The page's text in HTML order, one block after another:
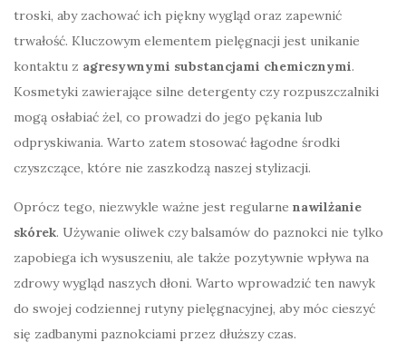
troski, aby zachować ich piękny wygląd oraz zapewnić
trwałość. Kluczowym elementem pielęgnacji jest unikanie
kontaktu z agresywnymi substancjami chemicznymi.
Kosmetyki zawierające silne detergenty czy rozpuszczalniki
mogą osłabiać żel, co prowadzi do jego pękania lub
odpryskiwania. Warto zatem stosować łagodne środki
czyszczące, które nie zaszkodzą naszej stylizacji.
Oprócz tego, niezwykle ważne jest regularne nawilżanie
skórek. Używanie oliwek czy balsamów do paznokci nie tylko
zapobiega ich wysuszeniu, ale także pozytywnie wpływa na
zdrowy wygląd naszych dłoni. Warto wprowadzić ten nawyk
do swojej codziennej rutyny pielęgnacyjnej, aby móc cieszyć
się zadbanymi paznokciami przez dłuższy czas.